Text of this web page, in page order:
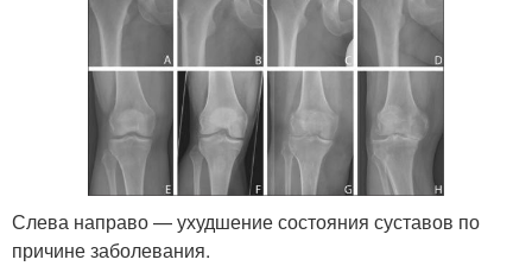
Слева направо — ухудшение состояния суставов по
причине заболевания.